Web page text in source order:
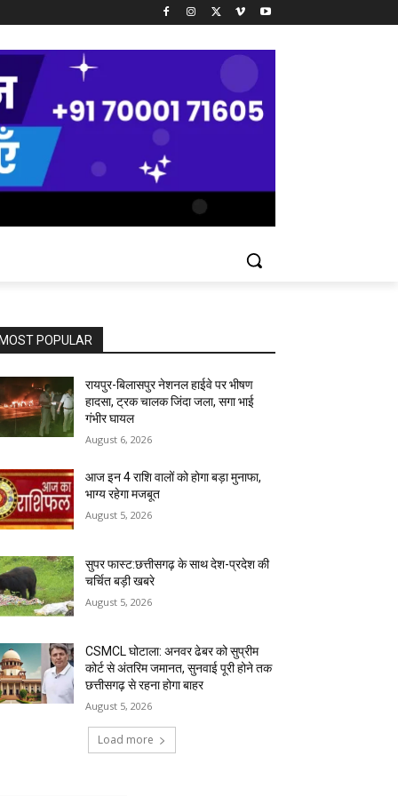
MOST POPULAR
रायपुर-बिलासपुर नेशनल हाईवे पर भीषण
हादसा, ट्रक चालक जिंदा जला, सगा भाई
गंभीर घायल
August 6, 2026
आज इन 4 राशि वालों को होगा बड़ा मुनाफा,
भाग्य रहेगा मजबूत
August 5, 2026
सुपर फास्ट:छत्तीसगढ़ के साथ देश-प्रदेश की
चर्चित बड़ी खबरे
August 5, 2026
CSMCL घोटाला: अनवर ढेबर को सुप्रीम
कोर्ट से अंतरिम जमानत, सुनवाई पूरी होने तक
छत्तीसगढ़ से रहना होगा बाहर
August 5, 2026
Load more